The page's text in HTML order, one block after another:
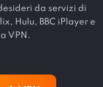
da servizi di
Hulu, BBC iPlayer e
VPN.